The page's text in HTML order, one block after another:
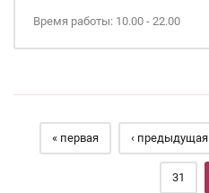
Время работы: 10.00 - 22.00
Страницы
« первая ‹ предыдущая
31